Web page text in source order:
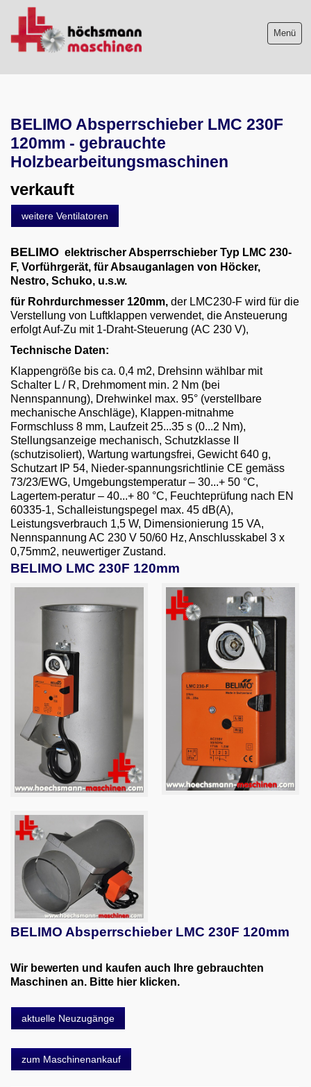
Menü
aktuelle Neuzugänge
Absauganlagen
Absaugung mit Brikettpresse
Farbnebelabsauganlagen
Reinluft-Absauganlagen
Schleifstaubabsaugtische
Ventilatoren und Zubehör
BELIMO LMC 230F 120mm Absperrschieber
BELIMO LMC 230F 140 mm Absperrschieber
BELIMO LMC 230F 160mm Absperrschieber
Hurrican Radialventilator H6-RF-350
DEFLEKTORHAUBE
NESTRO 0275300 Ventilator
NESTRO 0275305 Ventilator
NESTRO 0275251 Ventilator
SCHUKO S300 Ventilator
VENTILATOR blau
Bohrmaschinen
Brikettpresse & Hacker
CNC Bearbeitungszentren
Eisstrahlanlagen
Fräsmaschinen
Furnierzusammensetzmaschinen
Grill und Barbecue
Hobelmaschinen
Kaffeemaschinen
Kantenanleimmaschinen
kombinierte Maschinen
Kompressoren
Metallmaschinen
Pressen
Schleifmaschinen
Gabelstapler Hubwagen Arbeitsbuehnen
Zerspanungs- & Elektrowerkzeuge
BELIMO Absperrschieber LMC 230F
120mm - gebrauchte
Holzbearbeitungsmaschinen
verkauft
weitere Ventilatoren
BELIMO elektrischer Absperrschieber Typ LMC 230-
F, Vorführgerät, für Absauganlagen von Höcker,
Nestro, Schuko, u.s.w.
für Rohrdurchmesser 120mm, der LMC230-F wird für die
Verstellung von Luftklappen verwendet, die Ansteuerung
erfolgt Auf-Zu mit 1-Draht-Steuerung (AC 230 V),
Technische Daten:
Klappengröße bis ca. 0,4 m2, Drehsinn wählbar mit
Schalter L / R, Drehmoment min. 2 Nm (bei
Nennspannung), Drehwinkel max. 95° (verstellbare
mechanische Anschläge), Klappen-mitnahme
Formschluss 8 mm, Laufzeit 25...35 s (0...2 Nm),
Stellungsanzeige mechanisch, Schutzklasse II
(schutzisoliert), Wartung wartungsfrei, Gewicht 640 g,
Schutzart IP 54, Nieder-spannungsrichtlinie CE gemäss
73/23/EWG, Umgebungstemperatur – 30...+ 50 °C,
Lagertem-peratur – 40...+ 80 °C, Feuchteprüfung nach EN
60335-1, Schalleistungspegel max. 45 dB(A),
Leistungsverbrauch 1,5 W, Dimensionierung 15 VA,
Nennspannung AC 230 V 50/60 Hz, Anschlusskabel 3 x
0,75mm2, neuwertiger Zustand.
BELIMO LMC 230F 120mm
BELIMO Absperrschieber LMC 230F 120mm
Wir bewerten und kaufen auch Ihre gebrauchten
Maschinen an. Bitte hier klicken.
aktuelle Neuzugänge
zum Maschinenankauf